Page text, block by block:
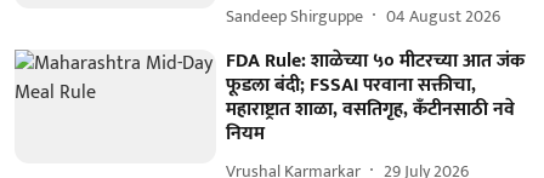
Sandeep Shirguppe 04 August 2026
FDA Rule: शाळेच्या ५० मीटरच्या आत जंक
फूडला बंदी; FSSAI परवाना सक्तीचा,
महाराष्ट्रात शाळा, वसतिगृह, कँटीनसाठी नवे
नियम
Vrushal Karmarkar 29 July 2026